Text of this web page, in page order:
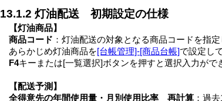
13.1.2 灯油配送 初期設定の仕様
【灯油商品】
商品コード ：灯油配送の対象となる商品コードを指定
あらかじめ灯油商品を[台帳管理]-[商品台帳]で設定し
F4キーまたは[一覧選択]ボタンを押すと選択入力がで
【配送予測】
全得意先の年間使用量・月別使用比率 再計算 ：過